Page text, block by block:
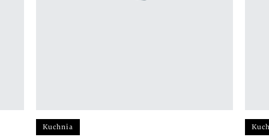
Kuchnia